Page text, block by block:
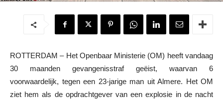
ROTTERDAM – Het Openbaar Ministerie (OM) heeft vandaag
30 maanden gevangenisstraf geëist, waarvan 6
voorwaardelijk, tegen een 23-jarige man uit Almere. Het OM
ziet hem als de opdrachtgever van een explosie in de nacht